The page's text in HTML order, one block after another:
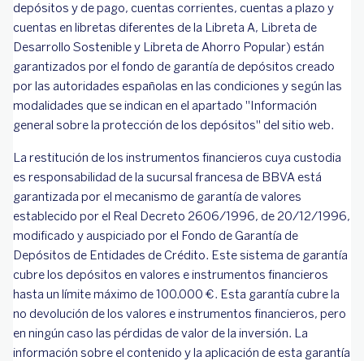
depósitos y de pago, cuentas corrientes, cuentas a plazo y
cuentas en libretas diferentes de la Libreta A, Libreta de
Desarrollo Sostenible y Libreta de Ahorro Popular) están
garantizados por el fondo de garantía de depósitos creado
por las autoridades españolas en las condiciones y según las
modalidades que se indican en el apartado "Información
general sobre la protección de los depósitos" del sitio web.
La restitución de los instrumentos financieros cuya custodia
es responsabilidad de la sucursal francesa de BBVA está
garantizada por el mecanismo de garantía de valores
establecido por el Real Decreto 2606/1996, de 20/12/1996,
modificado y auspiciado por el Fondo de Garantía de
Depósitos de Entidades de Crédito. Este sistema de garantía
cubre los depósitos en valores e instrumentos financieros
hasta un límite máximo de 100.000 €. Esta garantía cubre la
no devolución de los valores e instrumentos financieros, pero
en ningún caso las pérdidas de valor de la inversión. La
información sobre el contenido y la aplicación de esta garantía